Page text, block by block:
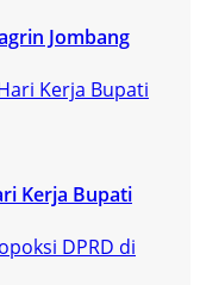
Jombang
Kerja Bupati